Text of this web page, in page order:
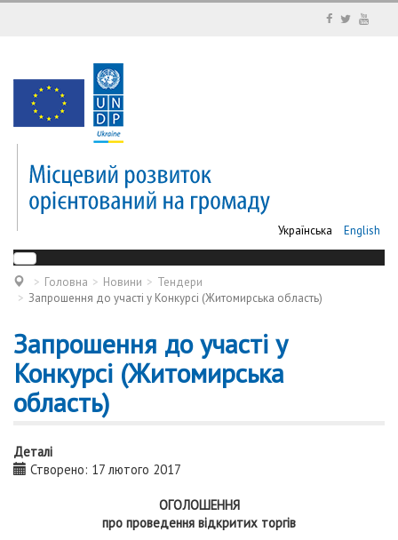
Українська English
Головна Новини
Тендери
Запрошення до участі у Конкурсі (Житомирська область)
Запрошення до участі у
Конкурсі (Житомирська
область)
Деталі
Створено: 17 лютого 2017
ОГОЛОШЕННЯ
про проведення відкритих торгів